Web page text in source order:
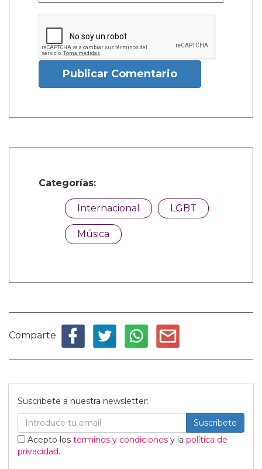
Publicar Comentario
Categorías:
Internacional LGBT
Música
Comparte
Suscribete a nuestra newsletter:
Suscribete
Acepto los terminos y condiciones y la política de
privacidad.